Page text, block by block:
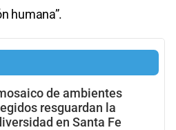
humana”.
de ambientes
resguardan la
en Santa Fe